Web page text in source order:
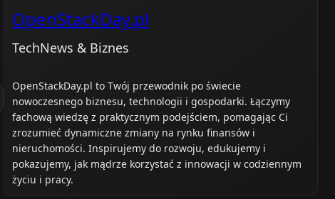
OpenStackDay.pl
TechNews & Biznes
OpenStackDay.pl to Twój przewodnik po świecie
nowoczesnego biznesu, technologii i gospodarki. Łączymy
fachową wiedzę z praktycznym podejściem, pomagając Ci
zrozumieć dynamiczne zmiany na rynku finansów i
nieruchomości. Inspirujemy do rozwoju, edukujemy i
pokazujemy, jak mądrze korzystać z innowacji w codziennym
życiu i pracy.